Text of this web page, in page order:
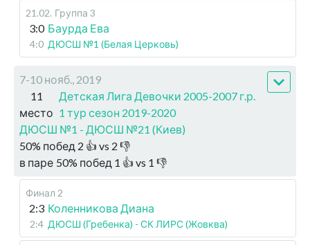
21.02. Группа 3
3:0 Баурда Ева
4:0 ДЮСШ №1 (Белая Церковь)
7-10 нояб., 2019
11
место
Детская Лига Девочки 2005-2007 г.р.
1 тур сезон 2019-2020
ДЮСШ №1 - ДЮСШ №21 (Киев)
50% побед 2 👍 vs 2 👎
в паре 50% побед 1 👍 vs 1 👎
Финал 2
2:3 Коленникова Диана
2:4 ДЮСШ (Гребенка) - СК ЛИРС (Жовква)